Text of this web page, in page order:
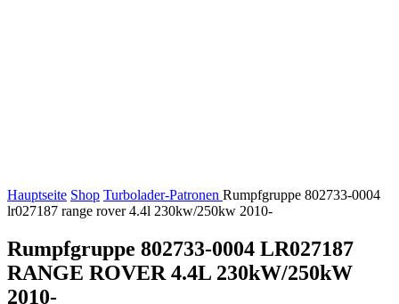
Hauptseite Shop Turbolader-Patronen Rumpfgruppe 802733-0004
lr027187 range rover 4.4l 230kw/250kw 2010-
Rumpfgruppe 802733-0004 LR027187
RANGE ROVER 4.4L 230kW/250kW
2010-